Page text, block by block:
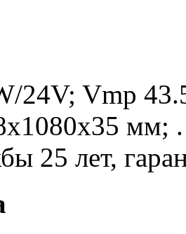
24V; Vmp
мм; .
25 лет,